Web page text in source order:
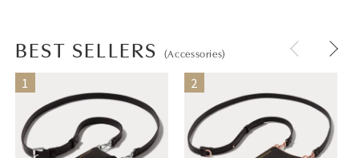
BEST SELLERS (Accessories)